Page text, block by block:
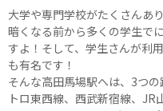
大学や専門学校がたくさんあ
暗くなる前から多くの学生で
すよ！そして、学生さんが利
も有名です！
そんな高田馬場駅へは、3つ
トロ東西線、西武新宿線、
群馬県
高崎
館林
桐生
新橋駅
上野駅
川崎駅
横浜駅
秋葉原駅